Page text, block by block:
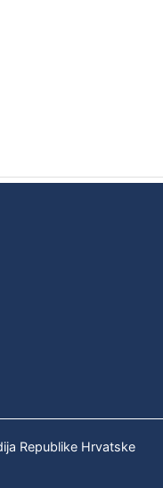
Republike Hrvatske